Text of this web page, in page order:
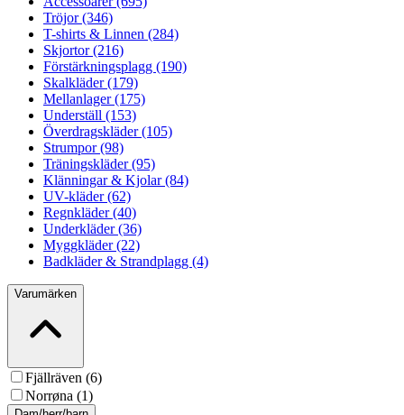
Tröjor (346)
T-shirts & Linnen (284)
Skjortor (216)
Förstärkningsplagg (190)
Skalkläder (179)
Mellanlager (175)
Underställ (153)
Överdragskläder (105)
Strumpor (98)
Träningskläder (95)
Klänningar & Kjolar (84)
UV-kläder (62)
Regnkläder (40)
Underkläder (36)
Myggkläder (22)
Badkläder & Strandplagg (4)
Varumärken
Fjällräven (6)
Norrøna (1)